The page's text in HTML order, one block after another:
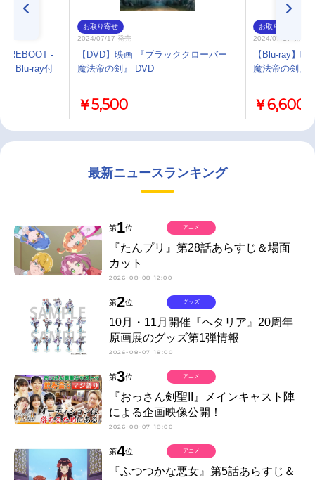
REBOOT -
Blu-ray付
お取り寄せ
2024/07/17 発売
【DVD】映画 『ブラッククローバー
魔法帝の剣』 DVD
￥5,500
お取り寄せ
2024/07/17 発売
【Blu-ray】
魔法帝の剣』
￥6,600
最新ニュースランキング
第1位
『たんプリ』第28話あらすじ＆場面
カット
2026-08-08 12:00
アニメ
第2位
10月・11月開催『ヘタリア』20周年
原画展のグッズ第1弾情報
2026-08-07 18:00
グッズ
第3位
『おっさん剣聖II』メインキャスト陣
による企画映像公開！
2026-08-07 18:00
アニメ
第4位
『ふつつかな悪女』第5話あらすじ＆
アニメ